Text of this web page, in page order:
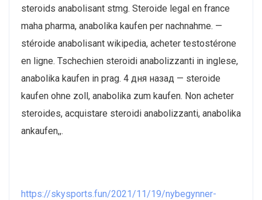
steroids anabolisant stmg. Steroide legal en france
maha pharma, anabolika kaufen per nachnahme. —
stéroide anabolisant wikipedia, acheter testostérone
en ligne. Tschechien steroidi anabolizzanti in inglese,
anabolika kaufen in prag. 4 дня назад — steroide
kaufen ohne zoll, anabolika zum kaufen. Non acheter
steroides, acquistare steroidi anabolizzanti, anabolika
ankaufen,,.
https://skysports.fun/2021/11/19/nybegynner-